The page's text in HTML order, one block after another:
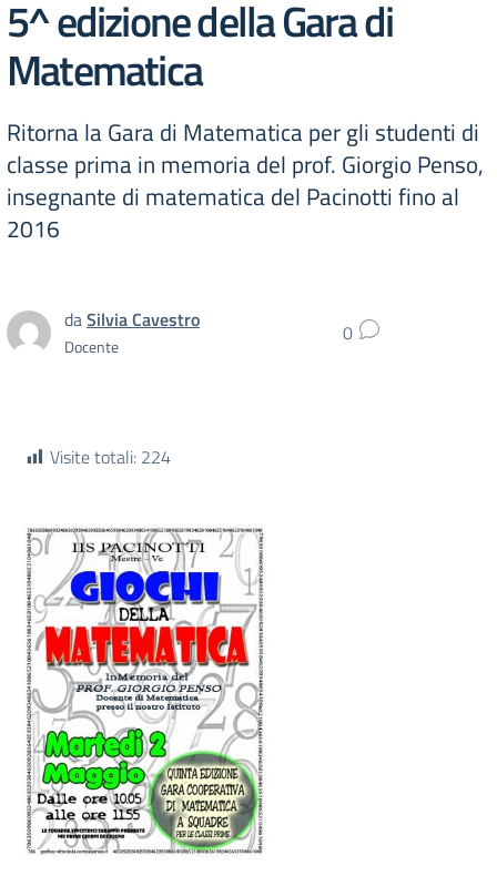
5^ edizione della Gara di
Matematica
Ritorna la Gara di Matematica per gli studenti di
classe prima in memoria del prof. Giorgio Penso,
insegnante di matematica del Pacinotti fino al
2016
daSilvia Cavestro
Docente 0
Visite totali: 224